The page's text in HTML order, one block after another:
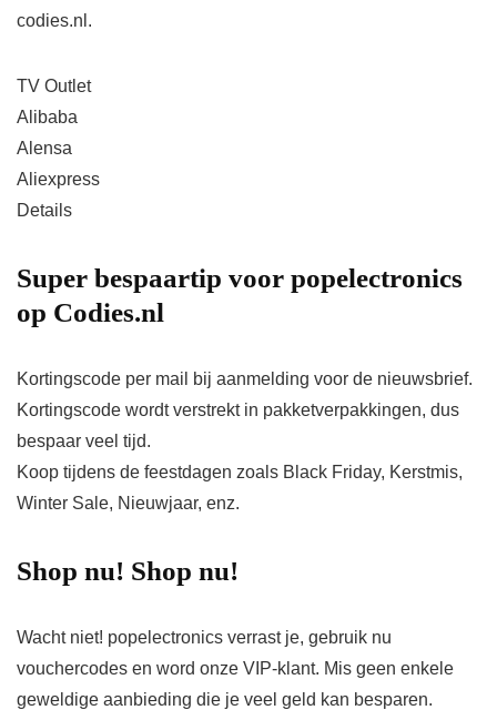
codies.nl.
TV Outlet
Alibaba
Alensa
Aliexpress
Details
Super bespaartip voor popelectronics
op Codies.nl
Kortingscode per mail bij aanmelding voor de nieuwsbrief.
Kortingscode wordt verstrekt in pakketverpakkingen, dus
bespaar veel tijd.
Koop tijdens de feestdagen zoals Black Friday, Kerstmis,
Winter Sale, Nieuwjaar, enz.
Shop nu! Shop nu!
Wacht niet! popelectronics verrast je, gebruik nu
vouchercodes en word onze VIP-klant. Mis geen enkele
geweldige aanbieding die je veel geld kan besparen.